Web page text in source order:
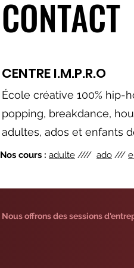
CONTACT
CENTREI.M.P.R.O
École créative 100% hip-
popping, breakdance,
adultes, ados et enfants
Nos cours : adulte //// ado ///
Nous offrons des sessions